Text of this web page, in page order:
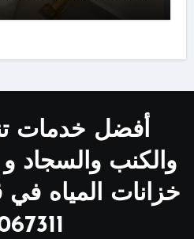
أفضل خدمات
والكنب والسجاد
خزانات المياه